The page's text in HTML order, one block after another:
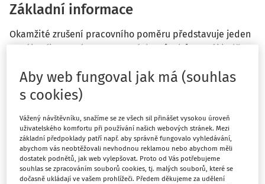
Základní informace
Okamžité zrušení pracovního poměru představuje jeden
ze zákoníkem práce stanovených způsobů, na základě
z názvu institutu, na jeho základě zaniká pracovní poměr
okamžitě, tedy již okamžikem doručení tohoto jednání
druhé straně. Případné uvedení dřívějšího nebo i
pozdějšího data nemá žádný právní účinek. Důvody, na
základě nichž lze přistoupit k okamžitému zrušení,
stanovuje zákon a strany si je nemohou upravit odlišně.
To platí jak pro zaměstnance (na rozdíl od výpovědi,
kterou může dát zaměstnanec z jakéhokoliv důvodu
Aby web fungoval jak má (souhlas
s cookies)
Vážený návštěvníku, snažíme se ze všech sil přinášet vysokou úroveň
uživatelského komfortu při používání našich webových stránek. Mezi
základní předpoklady patří např. aby správně fungovalo vyhledávání,
abychom vás neobtěžovali nevhodnou reklamou nebo abychom měli
dostatek podnětů, jak web vylepšovat. Proto od Vás potřebujeme
souhlas se zpracováním souborů cookies, tj. malých souborů, které se
dočasně ukládají ve vašem prohlížeči. Předem děkujeme za udělení